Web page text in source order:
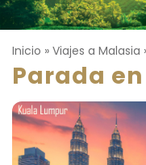
Inicio » Viajes a Malasia
Parada